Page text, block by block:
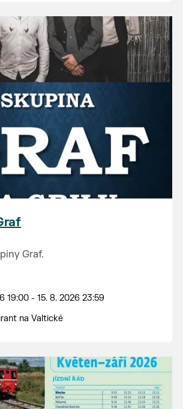
Graf.
19:00 - 15. 8. 2026 23:59
na Valtické